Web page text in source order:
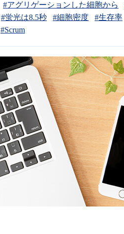
#アグリゲーションした細胞から
#蛍光は8.5秒 #細胞密度 #生存率
#Scrum